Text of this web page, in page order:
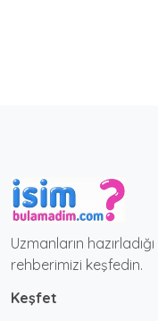
Uzmanların
rehberimizi keşfedin.
Keşfet